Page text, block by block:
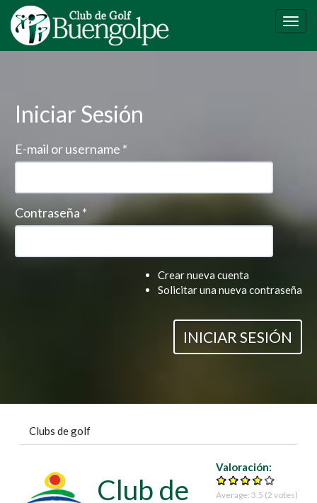
Pasar
contenido
principal
Iniciar Sesión
E-mail or username *
Contraseña *
Crear nueva cuenta
Solicitar una nueva contraseña
INICIAR SESIÓN
Clubs de golf
Valoración:
Average:3.5 (2 votes)
Club de